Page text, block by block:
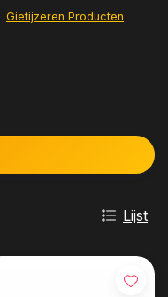
Gietijzeren Producten
Lijst